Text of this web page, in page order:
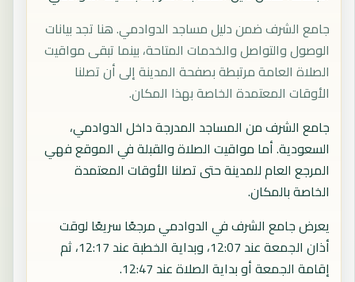
جامع الشرف ضمن دليل مساجد الدوادمي. هنا تجد بيانات
الوصول والتواصل والخدمات المتاحة، بينما تبقى مواقيت
الصلاة العامة مرتبطة بصفحة المدينة إلى أن تصلنا
الأوقات المعتمدة الخاصة بهذا المكان.
جامع الشرف من المساجد المدرجة داخل الدوادمي،
السعودية. أما مواقيت الصلاة والقبلة في الموقع فهي
المرجع العام للمدينة حتى تصلنا الأوقات المعتمدة
الخاصة بالمكان.
يعرض جامع الشرف في الدوادمي مرجعًا سريعًا لوقت
أذان الجمعة عند 12:07، وبداية الخطبة عند 12:17، ثم
إقامة الجمعة أو بداية الصلاة عند 12:47.